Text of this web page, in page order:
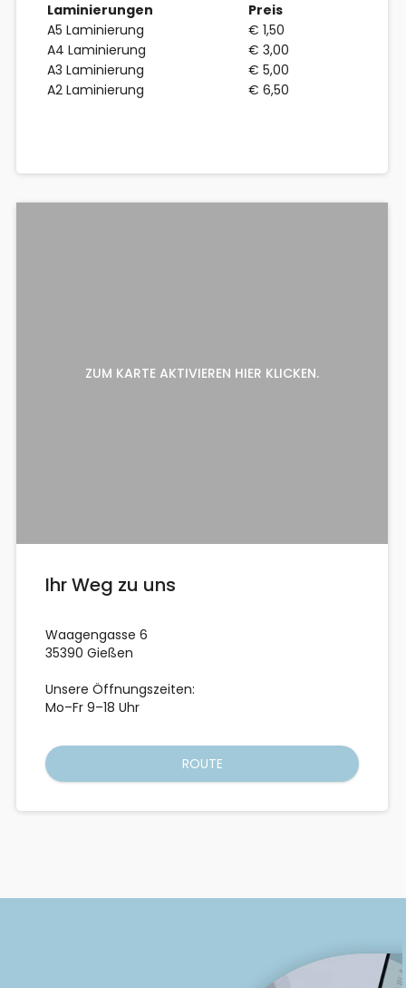
Laminierungen
Preis
A5 Laminierung
€ 1,50
A4 Laminierung
€ 3,00
A3 Laminierung
€ 5,00
A2 Laminierung
€ 6,50
Ihr Weg zu uns
Waagengasse 6
35390 Gießen
Unsere Öffnungszeiten:
Mo–Fr 9–18 Uhr
ROUTE
ZUM KARTE AKTIVIEREN HIER KLICKEN.